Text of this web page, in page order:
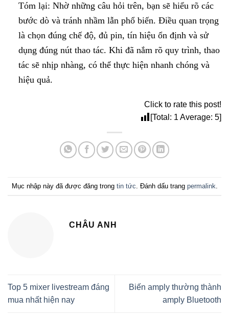
Tóm lại: Nhờ những câu hỏi trên, bạn sẽ hiểu rõ các
bước dò và tránh nhầm lẫn phổ biến. Điều quan trọng
là chọn đúng chế độ, đủ pin, tín hiệu ổn định và sử
dụng đúng nút thao tác. Khi đã nắm rõ quy trình, thao
tác sẽ nhịp nhàng, có thể thực hiện nhanh chóng và
hiệu quả.
Click to rate this post!
[Total: 1 Average: 5]
Mục nhập này đã được đăng trong tin tức . Đánh dấu trang permalink
CHÂU ANH
Top 5 mixer livestream đáng
mua nhất hiện nay
Biến amply thường thành
amply Bluetooth